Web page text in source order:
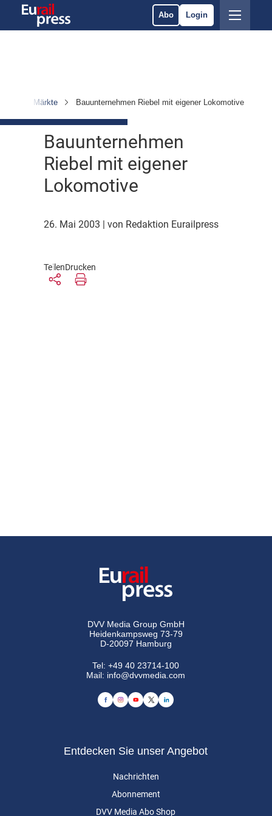
Abo Login
& Märkte Bauunternehmen Riebel mit eigener Lokomotive
Bauunternehmen
Riebel mit eigener
Lokomotive
26. Mai 2003 | von Redaktion Eurailpress
TeilenDrucken
DVV Media Group GmbH
Heidenkampsweg 73-79
D-20097 Hamburg
Tel:+49 40 23714-100
Mail: info@dvvmedia.com
Entdecken Sie unser Angebot
Nachrichten
Abonnement
DVV Media Abo Shop